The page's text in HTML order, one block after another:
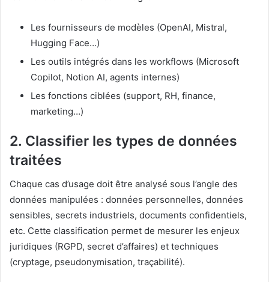
Les fournisseurs de modèles (OpenAI, Mistral,
Hugging Face…)
Les outils intégrés dans les workflows (Microsoft
Copilot, Notion AI, agents internes)
Les fonctions ciblées (support, RH, finance,
marketing…)
2. Classifier les types de données
traitées
Chaque cas d’usage doit être analysé sous l’angle des
données manipulées : données personnelles, données
sensibles, secrets industriels, documents confidentiels,
etc. Cette classification permet de mesurer les enjeux
juridiques (RGPD, secret d’affaires) et techniques
(cryptage, pseudonymisation, traçabilité).